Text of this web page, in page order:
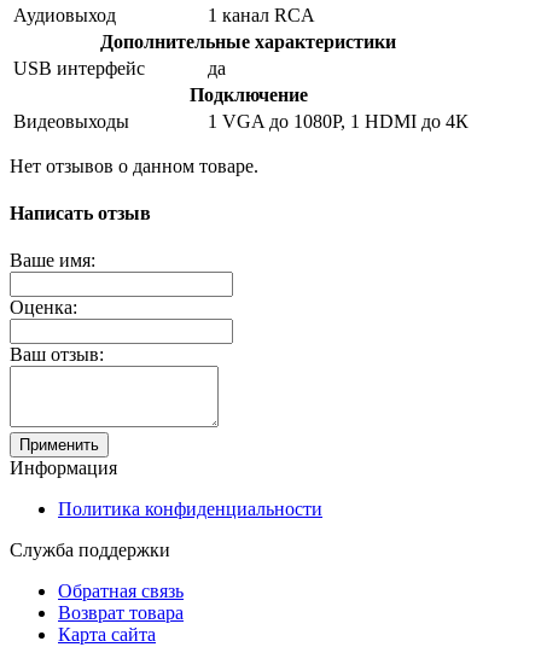
Аудиовыход
1 канал RCA
Дополнительные характеристики
USB интерфейс
да
Подключение
Видеовыходы
1 VGA до 1080Р, 1 HDMI до 4К
Нет отзывов о данном товаре.
Написать отзыв
Ваше имя:
Оценка:
Ваш отзыв:
Применить
Информация
Политика конфиденциальности
Служба поддержки
Обратная связь
Возврат товара
Карта сайта